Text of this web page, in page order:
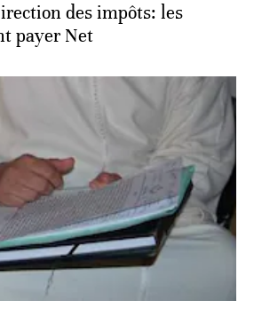
des impôts: les
payer Net